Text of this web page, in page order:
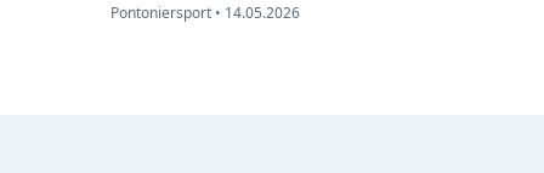
Pontoniersport • 14.05.2026